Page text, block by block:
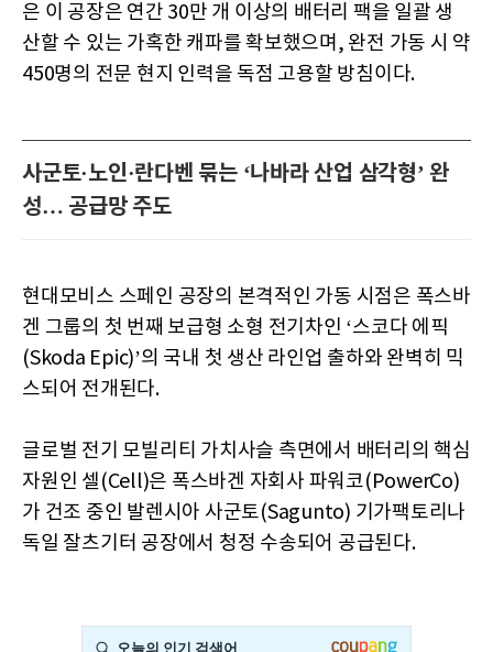
은 이 공장은 연간 30만 개 이상의 배터리 팩을 일괄 생
산할 수 있는 가혹한 캐파를 확보했으며, 완전 가동 시 약
450명의 전문 현지 인력을 독점 고용할 방침이다.
사군토·노인·란다벤 묶는 ‘나바라 산업 삼각형’ 완
성… 공급망 주도
현대모비스 스페인 공장의 본격적인 가동 시점은 폭스바
겐 그룹의 첫 번째 보급형 소형 전기차인 ‘스코다 에픽
(Skoda Epic)’의 국내 첫 생산 라인업 출하와 완벽히 믹
스되어 전개된다.
글로벌 전기 모빌리티 가치사슬 측면에서 배터리의 핵심
자원인 셀(Cell)은 폭스바겐 자회사 파워코(PowerCo)
가 건조 중인 발렌시아 사군토(Sagunto) 기가팩토리나
독일 잘츠기터 공장에서 청정 수송되어 공급된다.